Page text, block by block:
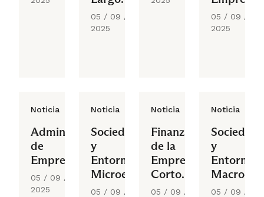
Plazo
05 / 09 /
2025
05 / 09 /
2025
Noticia
Administración
de
Empresas
05 / 09 /
2025
Noticia
Sociedad
y
Entorno
Microeconómico
05 / 09 /
Noticia
Finanzas
de la
Empresas
Corto
Plazo
05 / 09 /
Noticia
Sociedad
y
Entorno
05 / 09 /